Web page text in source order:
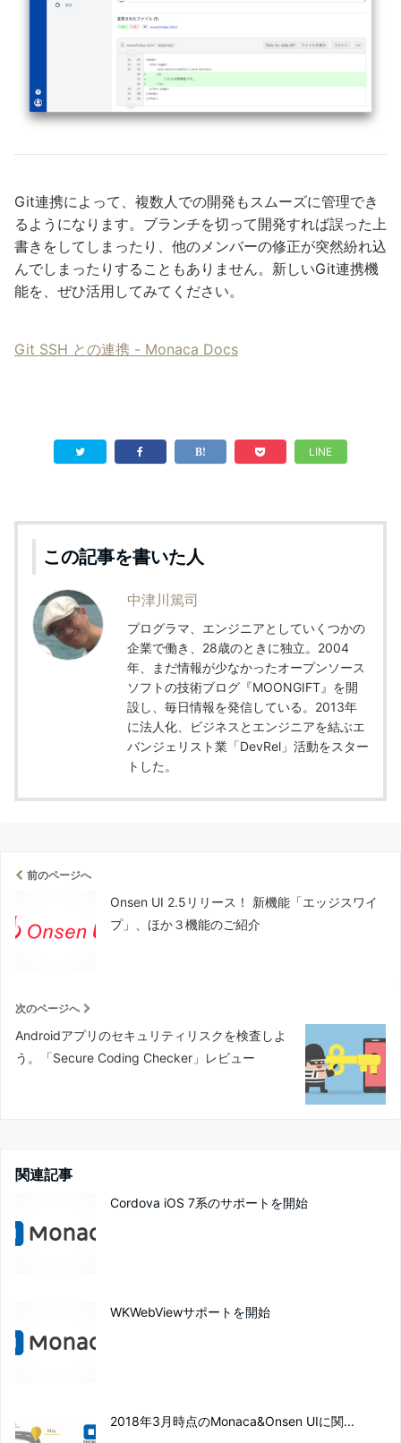
Git連携によって、複数人での開発もスムーズに管理でき
るようになります。ブランチを切って開発すれば誤った上
書きをしてしまったり、他のメンバーの修正が突然紛れ込
んでしまったりすることもありません。新しいGit連携機
能を、ぜひ活用してみてください。
Git SSH との連携 - Monaca Docs
LINE
この記事を書いた人
中津川篤司
プログラマ、エンジニアとしていくつかの
企業で働き、28歳のときに独立。2004
年、まだ情報が少なかったオープンソース
ソフトの技術ブログ『MOONGIFT』を開
設し、毎日情報を発信している。2013年
に法人化、ビジネスとエンジニアを結ぶエ
バンジェリスト業「DevRel」活動をスター
トした。
前のページへ
Onsen UI 2.5リリース！ 新機能「エッジスワイ
プ」、ほか３機能のご紹介
次のページへ
Androidアプリのセキュリティリスクを検査しよ
う。「Secure Coding Checker」レビュー
関連記事
Cordova iOS 7系のサポートを開始
WKWebViewサポートを開始
2018年3月時点のMonaca&Onsen UIに関...